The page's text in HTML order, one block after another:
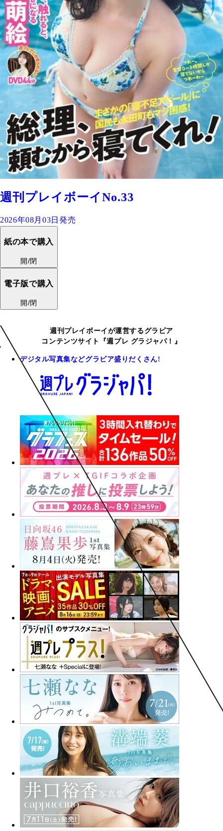
週刊プレイボーイNo.33
2026年08月03日発売
紙の本で購入
開/閉
電子版で購入
開/閉
週刊プレイボーイが運営するグラビア
コンテンツサイト『週プレ グラジャパ！』
デジタル写真集などグラビア盛りだくさん!